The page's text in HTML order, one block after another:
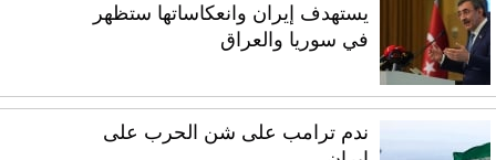
يستهدف إيران وانعكاساتها ستظهر
في سوريا والعراق
ندم ترامب على شن الحرب على